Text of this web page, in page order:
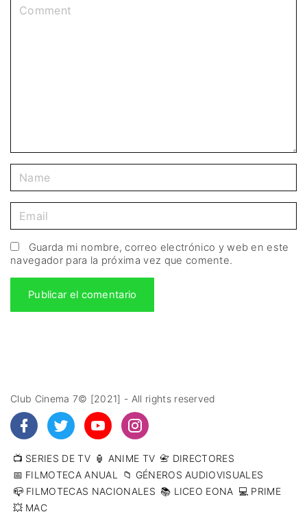
Guarda mi nombre, correo electrónico y web en este
navegador para la próxima vez que comente.
Club Cinema 7© [2021] - All rights reserved
📺 SERIES DE TV 🏮 ANIME TV 📇 DIRECTORES
📅 FILMOTECA ANUAL 📁 GÉNEROS AUDIOVISUALES
📪 FILMOTECAS NACIONALES 📚 LICEO EONA 💻 PRIME
💥 MAC